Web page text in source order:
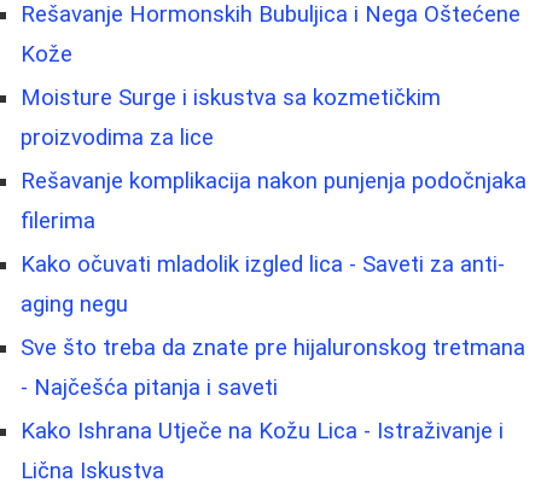
Rešavanje Hormonskih Bubuljica i Nega Oštećene
Kože
Moisture Surge i iskustva sa kozmetičkim
proizvodima za lice
Rešavanje komplikacija nakon punjenja podočnjaka
filerima
Kako očuvati mladolik izgled lica - Saveti za anti-
aging negu
Sve što treba da znate pre hijaluronskog tretmana
- Najčešća pitanja i saveti
Kako Ishrana Utječe na Kožu Lica - Istraživanje i
Lična Iskustva